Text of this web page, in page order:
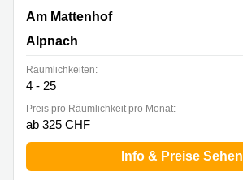
Am Mattenhof 2d,Kriens, Alpnach
Am Mattenhof
Alpnach
Räumlichkeiten:
4 - 25
Preis pro Räumlichkeit pro Monat:
ab 325 CHF
Info & Preise Sehen